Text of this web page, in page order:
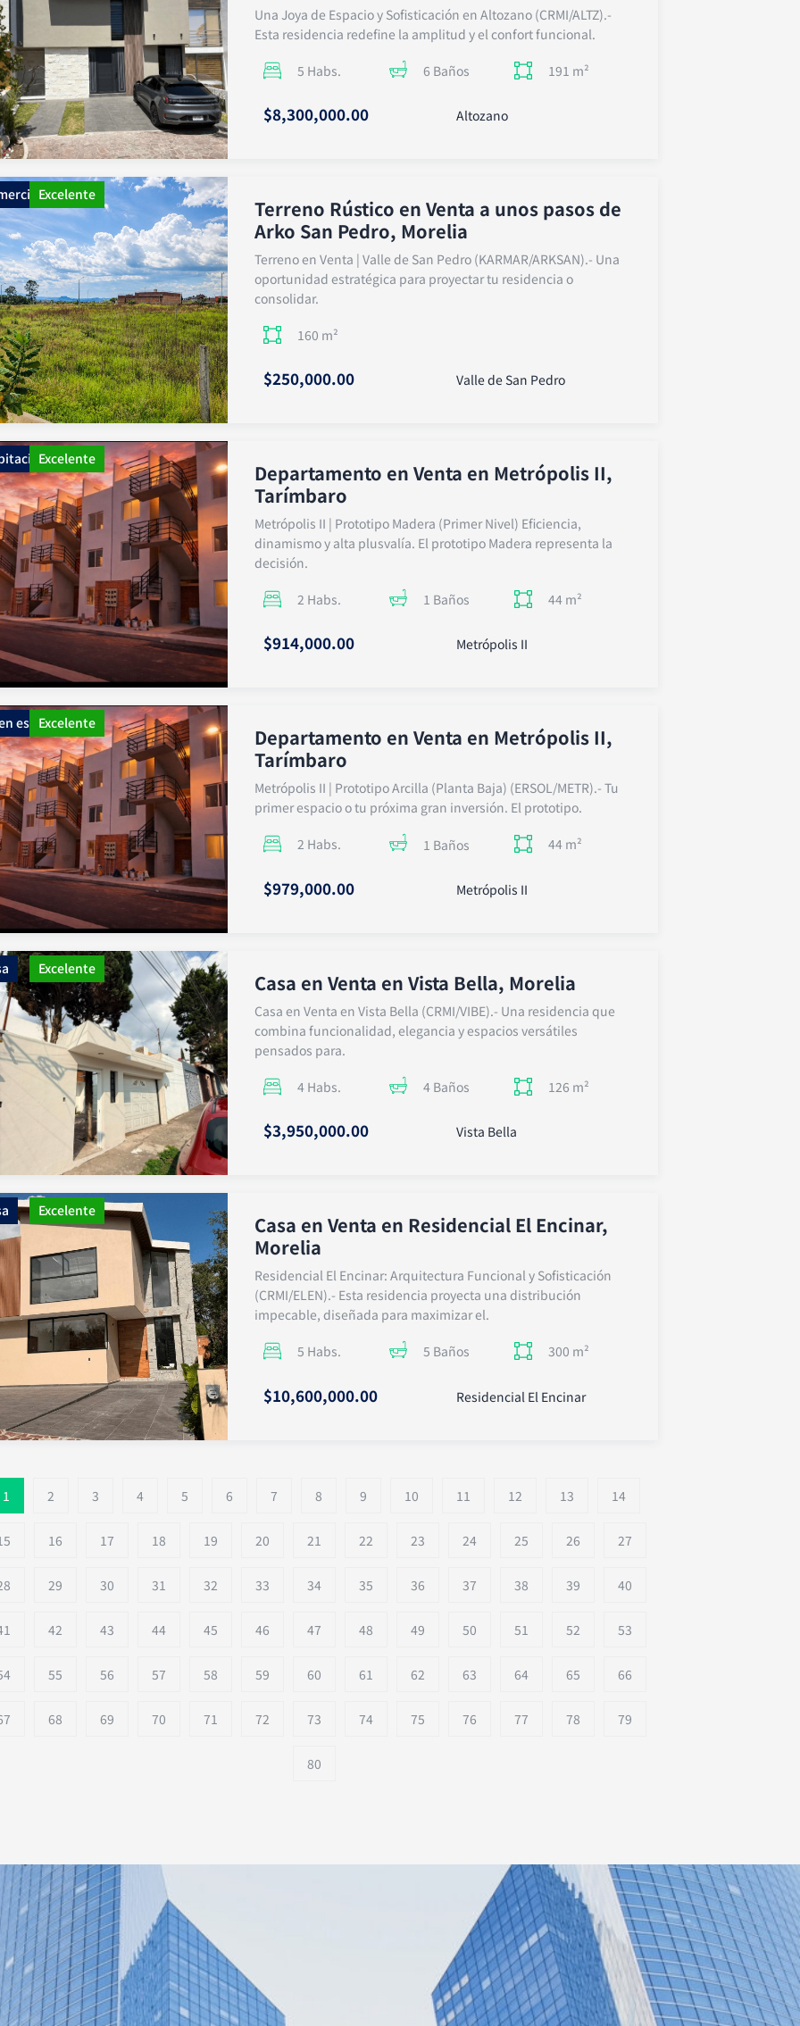
Una Joya de Espacio y Sofisticación en Altozano (CRMI/ALTZ).-
Esta residencia redefine la amplitud y el confort funcional.
5 Habs. 6 Baños 191 m²
$8,300,000.00 Altozano
Excelente
Terreno Rústico en Venta a unos pasos de
Arko San Pedro, Morelia
Terreno en Venta | Valle de San Pedro (KARMAR/ARKSAN).- Una
oportunidad estratégica para proyectar tu residencia o
consolidar.
160 m²
$250,000.00 Valle de San Pedro
Excelente
Departamento en Venta en Metrópolis II,
Tarímbaro
Metrópolis II | Prototipo Madera (Primer Nivel) Eficiencia,
dinamismo y alta plusvalía. El prototipo Madera representa la
decisión.
2 Habs. 1 Baños 44 m²
$914,000.00 Metrópolis II
estadoExcelente
Departamento en Venta en Metrópolis II,
Tarímbaro
Metrópolis II | Prototipo Arcilla (Planta Baja) (ERSOL/METR).- Tu
primer espacio o tu próxima gran inversión. El prototipo.
2 Habs. 1 Baños 44 m²
$979,000.00 Metrópolis II
Excelente
Casa en Venta en Vista Bella, Morelia
Casa en Venta en Vista Bella (CRMI/VIBE).- Una residencia que
combina funcionalidad, elegancia y espacios versátiles
pensados para.
4 Habs. 4 Baños 126 m²
$3,950,000.00 Vista Bella
Excelente
Casa en Venta en Residencial El Encinar,
Morelia
Residencial El Encinar: Arquitectura Funcional y Sofisticación
(CRMI/ELEN).- Esta residencia proyecta una distribución
impecable, diseñada para maximizar el.
5 Habs. 5 Baños 300 m²
$10,600,000.00 Residencial El Encinar
1 2 3 4 5 6 7 8 9 10 11 12 13 14
16 17 18 19 20 21 22 23 24 25 26 27
29 30 31 32 33 34 35 36 37 38 39 40
42 43 44 45 46 47 48 49 50 51 52 53
55 56 57 58 59 60 61 62 63 64 65 66
68 69 70 71 72 73 74 75 76 77 78 79
80